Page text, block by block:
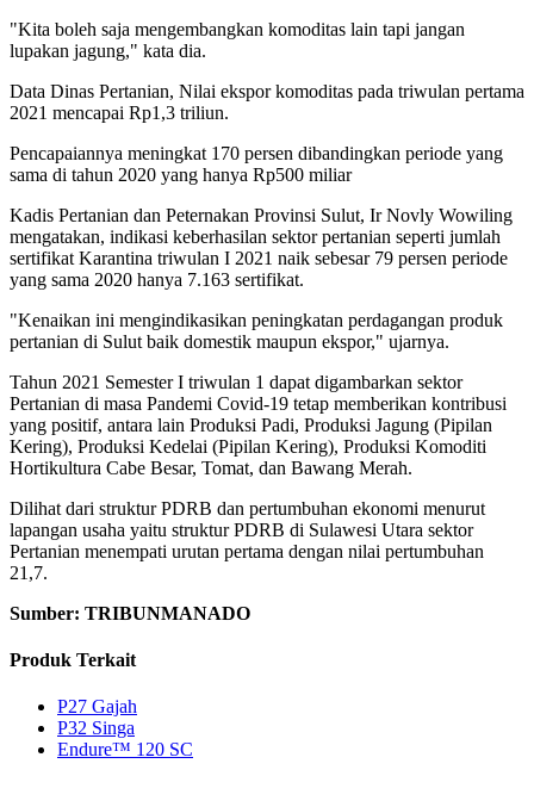
"Kita boleh saja mengembangkan komoditas lain tapi jangan
lupakan jagung," kata dia.
Data Dinas Pertanian, Nilai ekspor komoditas pada triwulan pertama
2021 mencapai Rp1,3 triliun.
Pencapaiannya meningkat 170 persen dibandingkan periode yang
sama di tahun 2020 yang hanya Rp500 miliar
Kadis Pertanian dan Peternakan Provinsi Sulut, Ir Novly Wowiling
mengatakan, indikasi keberhasilan sektor pertanian seperti jumlah
sertifikat Karantina triwulan I 2021 naik sebesar 79 persen periode
yang sama 2020 hanya 7.163 sertifikat.
"Kenaikan ini mengindikasikan peningkatan perdagangan produk
pertanian di Sulut baik domestik maupun ekspor," ujarnya.
Tahun 2021 Semester I triwulan 1 dapat digambarkan sektor
Pertanian di masa Pandemi Covid-19 tetap memberikan kontribusi
yang positif, antara lain Produksi Padi, Produksi Jagung (Pipilan
Kering), Produksi Kedelai (Pipilan Kering), Produksi Komoditi
Hortikultura Cabe Besar, Tomat, dan Bawang Merah.
Dilihat dari struktur PDRB dan pertumbuhan ekonomi menurut
lapangan usaha yaitu struktur PDRB di Sulawesi Utara sektor
Pertanian menempati urutan pertama dengan nilai pertumbuhan
21,7.
Sumber: TRIBUNMANADO
Produk Terkait
P27 Gajah
P32 Singa
Endure™ 120 SC